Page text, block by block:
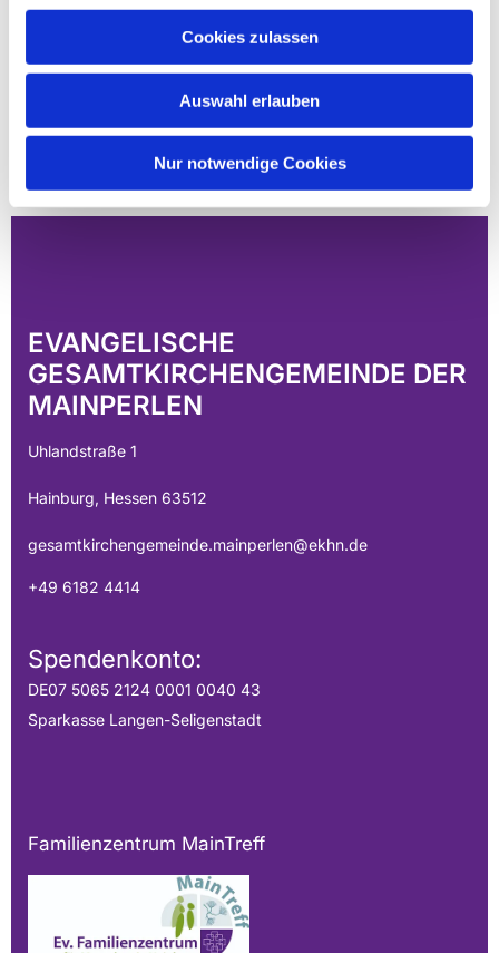
Cookies zulassen
Auswahl erlauben
Nur notwendige Cookies
EVANGELISCHE
GESAMTKIRCHENGEMEINDE DER
MAINPERLEN
Uhlandstraße 1
Hainburg, Hessen 63512
gesamtkirchengemeinde.mainperlen@ekhn.de
+49 6182 4414
Spendenkonto:
DE07 5065 2124 0001 0040 43
Sparkasse Langen-Seligenstadt
Familienzentrum MainTreff